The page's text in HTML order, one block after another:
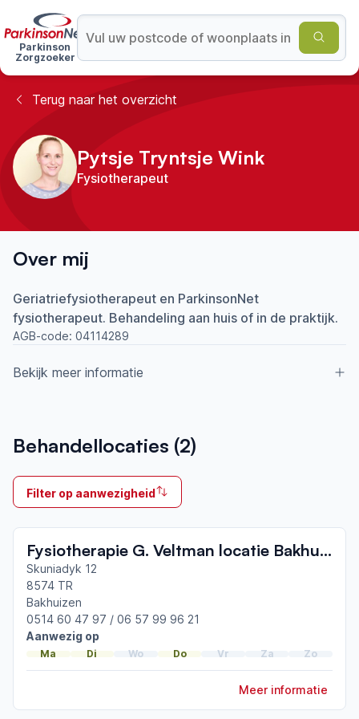
Parkinson
Zorgzoeker
Terug naar het overzicht
Pytsje Tryntsje Wink
Fysiotherapeut
Over mij
Geriatriefysiotherapeut en ParkinsonNet
fysiotherapeut. Behandeling aan huis of in de praktijk.
AGB-code: 04114289
Bekijk meer informatie
2010
Ik behandel
Op locatie & Thuis
netwerk
Friesland
Afgeronde ParkinsonNet-scholingen
ParkinsonNet congres 2026
ParkinsonNet congres 2025
ParkinsonNet congres 2023
Behandellocaties (2)
Filter op aanwezigheid
Fysiotherapie G. Veltman locatie Bakhuizen
Skuniadyk 12
8574 TR
Bakhuizen
0514 60 47 97 / 06 57 99 96 21
Aanwezig op
Ma Di Wo Do Vr Za Zo
Meer informatie